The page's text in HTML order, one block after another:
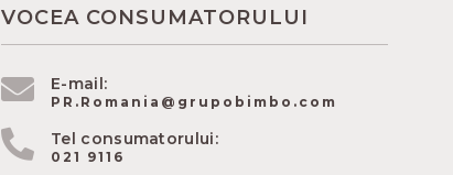
VOCEA CONSUMATORULUI
E-mail:
PR.Romania@grupobimbo.com
Tel consumatorului:
021 9116